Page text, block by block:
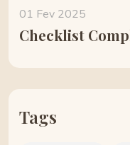
01 Fev 2025
Checklist
Tags